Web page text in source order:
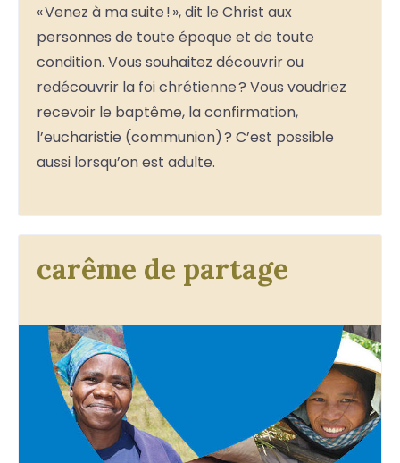
« Venez à ma suite ! », dit le Christ aux
personnes de toute époque et de toute
condition. Vous souhaitez découvrir ou
redécouvrir la foi chrétienne ? Vous voudriez
recevoir le baptême, la confirmation,
l’eucharistie (communion) ? C’est possible
aussi lorsqu’on est adulte.
carême de partage